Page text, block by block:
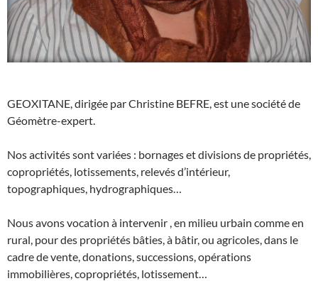
GEOXITANE, dirigée par Christine BEFRE, est une société de
Géomètre-expert.
Nos activités sont variées : bornages et divisions de propriétés,
copropriétés, lotissements, relevés d’intérieur,
topographiques, hydrographiques…
Nous avons vocation à intervenir , en milieu urbain comme en
rural, pour des propriétés bâties, à bâtir, ou agricoles, dans le
cadre de vente, donations, successions, opérations
immobilières, copropriétés, lotissement…